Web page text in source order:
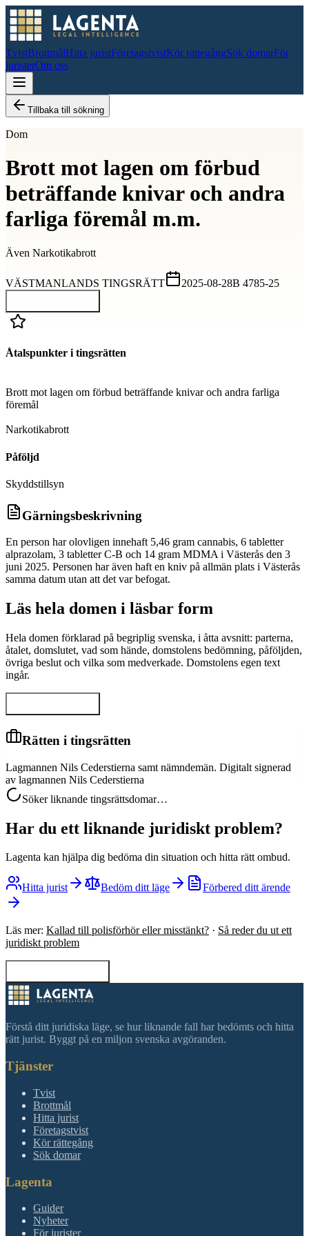
TvistBrottmålHitta juristFöretagstvistKör rättegångSök domarFör
juristerOm oss
Tillbaka till sökning
Dom
Brott mot lagen om förbud
beträffande knivar och andra
farliga föremål m.m.
Även Narkotikabrott
VÄSTMANLANDS TINGSRÄTT 2025-08-28B 4785-25
Åtalspunkter i tingsrätten
Brott mot lagen om förbud beträffande knivar och andra farliga
föremål
Narkotikabrott
Påföljd
Skyddstillsyn
Gärningsbeskrivning
En person har olovligen innehaft 5,46 gram cannabis, 6 tabletter
alprazolam, 3 tabletter C-B och 14 gram MDMA i Västerås den 3
juni 2025. Personen har även haft en kniv på allmän plats i Västerås
samma datum utan att det var befogat.
Läs hela domen i läsbar form
Hela domen förklarad på begriplig svenska, i åtta avsnitt: parterna,
åtalet, domslutet, vad som hände, domstolens bedömning, påföljden,
övriga beslut och vilka som medverkade. Domstolens egen text
ingår.
Rätten i tingsrätten
Lagmannen Nils Cederstierna samt nämndemän. Digitalt signerad
av lagmannen Nils Cederstierna
Söker liknande tingsrättsdomar…
Har du ett liknande juridiskt problem?
Lagenta kan hjälpa dig bedöma din situation och hitta rätt ombud.
Hitta jurist Bedöm ditt läge Förbered ditt ärende
Läs mer: Kallad till polisförhör eller misstänkt? · Så reder du ut ett
juridiskt problem
Förstå ditt juridiska läge, se hur liknande fall har bedömts och hitta
rätt jurist. Byggt på en miljon svenska avgöranden.
Tjänster
Tvist
Brottmål
Hitta jurist
Företagstvist
Kör rättegång
Sök domar
Lagenta
Guider
Nyheter
För jurister